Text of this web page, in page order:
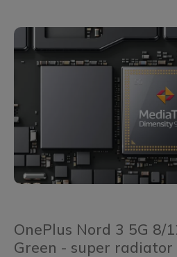
OnePlus Nord 3 5G 8/
Green - super